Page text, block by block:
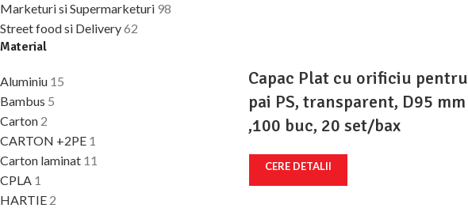
Marketuri si Supermarketuri 98
Street food si Delivery62
Material
Aluminiu 15
Bambus 5
Carton 2
CARTON +2PE 1
Carton laminat 11
CPLA 1
HARTIE 2
Capac Plat cu orificiu pentru
pai PS, transparent, D95 mm
,100 buc, 20 set/bax
CERE DETALII